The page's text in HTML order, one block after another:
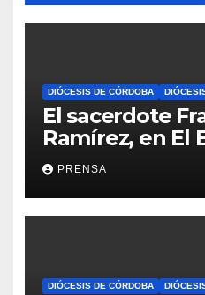
DIÓCESIS DE CÓRDOBA
El sacerdote
Ramírez, en El
Iglesia
PRENSA
DIÓCESIS DE CÓRDOBA